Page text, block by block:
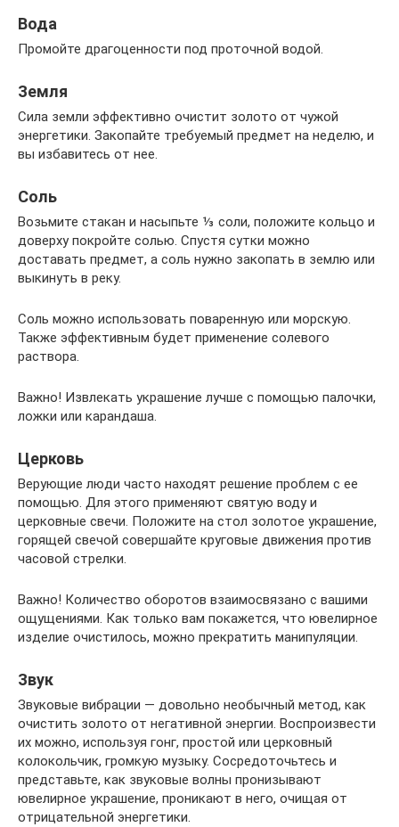
Вода
Промойте драгоценности под проточной водой.
Земля
Сила земли эффективно очистит золото от чужой
энергетики. Закопайте требуемый предмет на неделю, и
вы избавитесь от нее.
Соль
Возьмите стакан и насыпьте ⅓ соли, положите кольцо и
доверху покройте солью. Спустя сутки можно
доставать предмет, а соль нужно закопать в землю или
выкинуть в реку.
Соль можно использовать поваренную или морскую.
Также эффективным будет применение солевого
раствора.
Важно! Извлекать украшение лучше с помощью палочки,
ложки или карандаша.
Церковь
Верующие люди часто находят решение проблем с ее
помощью. Для этого применяют святую воду и
церковные свечи. Положите на стол золотое украшение,
горящей свечой совершайте круговые движения против
часовой стрелки.
Важно! Количество оборотов взаимосвязано с вашими
ощущениями. Как только вам покажется, что ювелирное
изделие очистилось, можно прекратить манипуляции.
Звук
Звуковые вибрации — довольно необычный метод, как
очистить золото от негативной энергии. Воспроизвести
их можно, используя гонг, простой или церковный
колокольчик, громкую музыку. Сосредоточьтесь и
представьте, как звуковые волны пронизывают
ювелирное украшение, проникают в него, очищая от
отрицательной энергетики.